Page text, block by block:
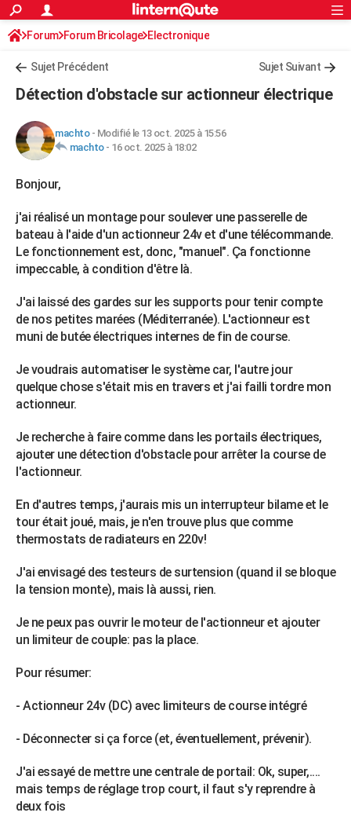
ACTUALITÉS
Politique
Société
Faits Divers
Education
Monde
Villes
+
Retraite
Impôts
Epargne
Immobilier
Risques naturels par ville
Banque
Assurance
Crédit
AUTO
HIGH-TECH
BRICOLAGE
Forum
Aménagement intérieur
Extérieur
Cuisine
Salle de bains
Jardinage
Rangement
WEEK-END
Guides de France
Escapades
Patrimoine
Expositions
Musées
Week-end nature
+LIFESTYLE
Art de vivre
Bien-être
Loisirs
Mode
Modes de vie
SANTE
Alimentation
Guide de la santé
Maladies
Médicaments
Sommeil
VOYAGE
Destinations
City break
Voyage nature
Voyage de noces
Forum
Climat
PHOTO
GUIDES D'ACHAT
BONS PLANS
CARTE DE VOEUX
DICTIONNAIRE
Dictionnaire
Biographies
Citations
Expressions
Proverbes
PROGRAMME TV
S'inscrire
Se connecter
Lycées
Collèges
Primaires
Universités
Entreprises
Service militaire
Avis de recherche
AVIS DE DÉCÈS
FORUM
S'inscrire
Connexion
Forum Forum Bricolage Electronique
Sujet Précédent Sujet Suivant
Détection d'obstacle sur actionneur électrique
machto- Modifié le 13 oct. 2025 à 15:56
machto- 16 oct. 2025 à 18:02
Bonjour,
j'ai réalisé un montage pour soulever une passerelle de
bateau à l'aide d'un actionneur 24v et d'une télécommande.
Le fonctionnement est, donc, "manuel". Ça fonctionne
impeccable, à condition d'être là.
J'ai laissé des gardes sur les supports pour tenir compte
de nos petites marées (Méditerranée). L'actionneur est
muni de butée électriques internes de fin de course.
Je voudrais automatiser le système car, l'autre jour
quelque chose s'était mis en travers et j'ai failli tordre mon
actionneur.
Je recherche à faire comme dans les portails électriques,
ajouter une détection d'obstacle pour arrêter la course de
l'actionneur.
En d'autres temps, j'aurais mis un interrupteur bilame et le
tour était joué, mais, je n'en trouve plus que comme
thermostats de radiateurs en 220v!
J'ai envisagé des testeurs de surtension (quand il se bloque
la tension monte), mais là aussi, rien.
Je ne peux pas ouvrir le moteur de l'actionneur et ajouter
un limiteur de couple: pas la place.
Pour résumer:
- Actionneur 24v (DC) avec limiteurs de course intégré
- Déconnecter si ça force (et, éventuellement, prévenir).
J'ai essayé de mettre une centrale de portail: Ok, super,....
mais temps de réglage trop court, il faut s'y reprendre à
deux fois